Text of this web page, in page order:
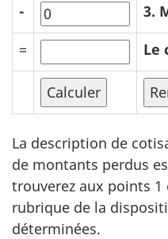
-
3.
=
Le
La description de
de montants perdus
trouverez aux points 1
rubrique de la
déterminées.